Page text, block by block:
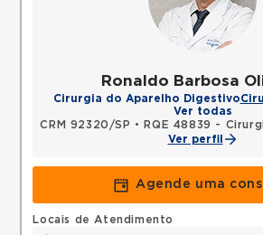
Ronaldo Barbosa
Cirurgia do Aparelho Digestivo
Ver todas
CRM 92320/SP •
RQE 48839 - Cirurgia
Ver perfil
Agende uma
Locais de Atendimento